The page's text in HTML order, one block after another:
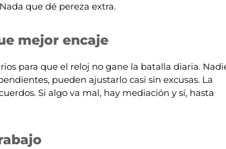
que dé pereza extra.
mejor encaje
para que el reloj no gane la batalla diaria.
pueden ajustarlo casi sin excusas. La
Si algo va mal, hay mediación y sí, hasta